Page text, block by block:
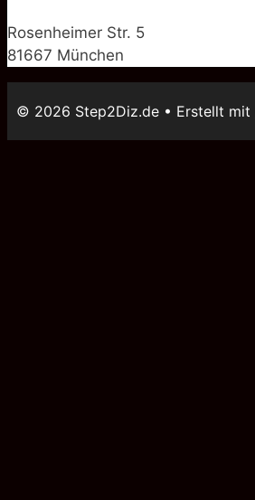
Rosenheimer Str. 5
81667 München
© 2026 Step2Diz.de • Erstellt mit